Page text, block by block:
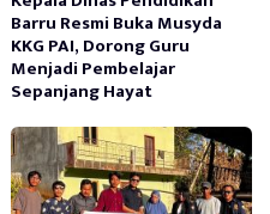
Barru Resmi Buka Musyda
KKG PAI, Dorong Guru
Menjadi Pembelajar
Sepanjang Hayat